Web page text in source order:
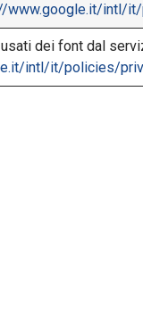
www.google.it/intl/
dei font dal
intl/it/policies/